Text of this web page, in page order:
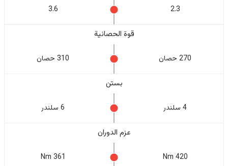
2.3
3.6
قوة الحصانية
270 حصان 310 حصان
بستن
4 سلندر 6 سلندر
عزم الدوران
420 Nm
361 Nm